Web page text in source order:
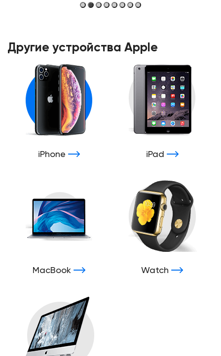
Другие устройства Apple
iPhone iPad
MacBook Watch